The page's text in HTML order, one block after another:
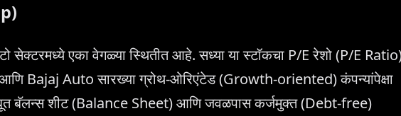
एका वेगळ्या स्थितीत आहे. सध्या या स्टॉकचा P/E रेशो (P/E
Bajaj Auto सारख्या ग्रोथ-ओरिएंटेड (Growth-oriented) कंपन्यांपेक्षा
बॅलन्स शीट (Balance Sheet) आणि जवळपास कर्जमुक्त (Debt-free)